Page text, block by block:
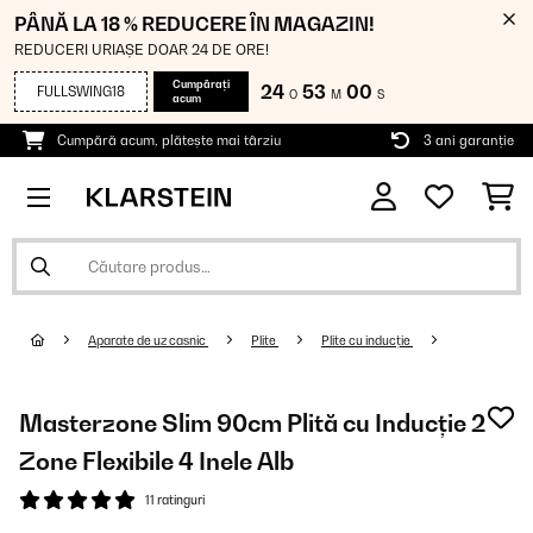
PÂNĂ LA 18 % REDUCERE ÎN MAGAZIN!
REDUCERI URIAȘE DOAR 24 DE ORE!
FULLSWING18
Cumpărați
acum
24 O 52 M 59 S
Cumpără acum, plătește mai târziu 3 ani garanție
Aparate de uz casnic Plite Plite cu inducție
Masterzone Slim 90cm Plită cu Inducție 2
Zone Flexibile 4 Inele Alb
11 ratinguri